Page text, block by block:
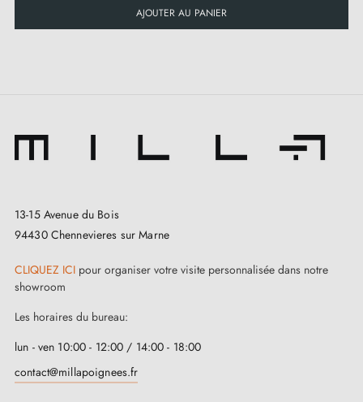
3. Les types de serrures de porte et la
différence entre serrures de chambre,
serrures à barillet et serrures à condamnation
AJOUTER AU PANIER
13-15 Avenue du Bois
94430 Chennevieres sur Marne
CLIQUEZ ICI pour organiser votre visite personnalisée dans notre
showroom
Les horaires du bureau:
lun - ven 10:00 - 12:00 / 14:00 - 18:00
contact@millapoignees.fr